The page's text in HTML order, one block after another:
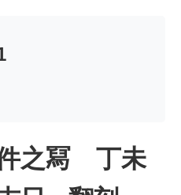
之冩 丁未